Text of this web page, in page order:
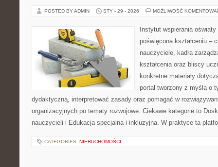
POSTED BY ADMIN STY - 29 - 2026 MOŻLIWOŚĆ
Instytut wspierania
poświęcona kształceniu –
nauczyciele, kadra
kształcenia oraz bliscy
konkretne materiały
portal tworzony z myślą o
dydaktyczną, interpretować zasady oraz pomagać w
organizacyjnych po tematy rozwojowe. Ciekawe kategorie to
nauczycieli i Edukacja specjalna i inkluzyjna. W praktyce ta
CATEGORIES: NIERUCHOMOŚCI